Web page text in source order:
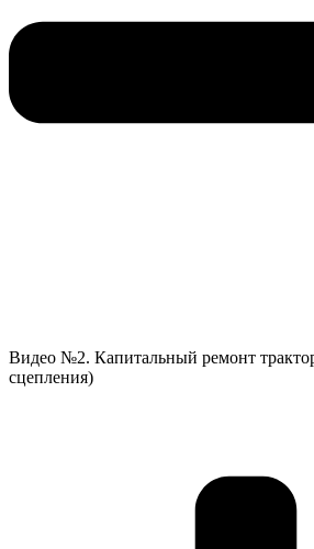
Видео №2. Капитальный ремонт
сцепления)